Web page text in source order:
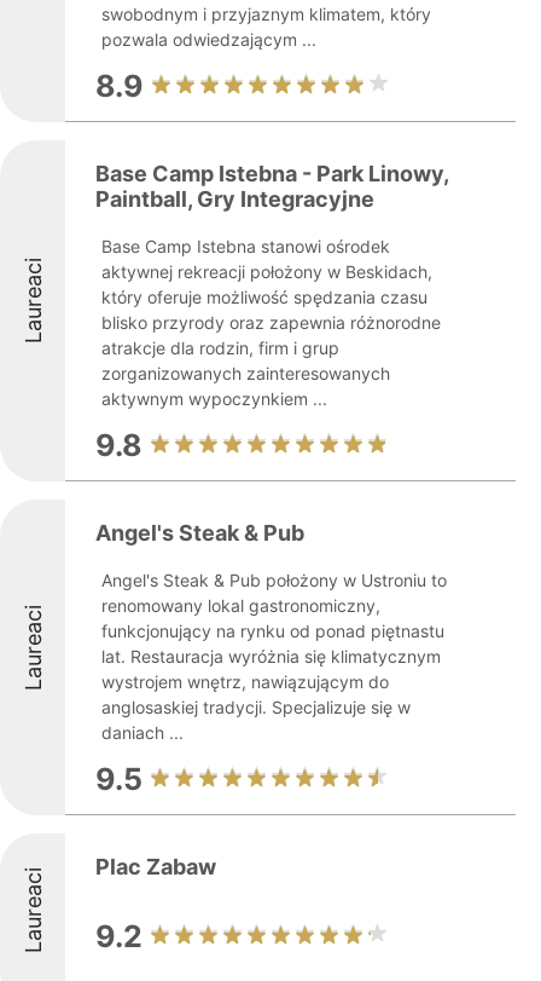
swobodnym i przyjaznym klimatem, który
pozwala odwiedzającym ...
8.9
Laureaci
Base Camp Istebna - Park Linowy,
Paintball, Gry Integracyjne
Base Camp Istebna stanowi ośrodek
aktywnej rekreacji położony w Beskidach,
który oferuje możliwość spędzania czasu
blisko przyrody oraz zapewnia różnorodne
atrakcje dla rodzin, firm i grup
zorganizowanych zainteresowanych
aktywnym wypoczynkiem ...
9.8
Laureaci
Angel's Steak & Pub
Angel's Steak & Pub położony w Ustroniu to
renomowany lokal gastronomiczny,
funkcjonujący na rynku od ponad piętnastu
lat. Restauracja wyróżnia się klimatycznym
wystrojem wnętrz, nawiązującym do
anglosaskiej tradycji. Specjalizuje się w
daniach ...
9.5
Laureaci Plac Zabaw
9.2